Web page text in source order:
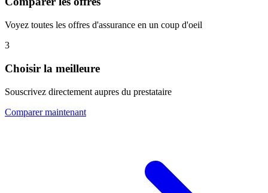
Voyez toutes les offres d'assurance en un coup d'oeil
3
Choisir la meilleure
Souscrivez directement aupres du prestataire
Comparer maintenant